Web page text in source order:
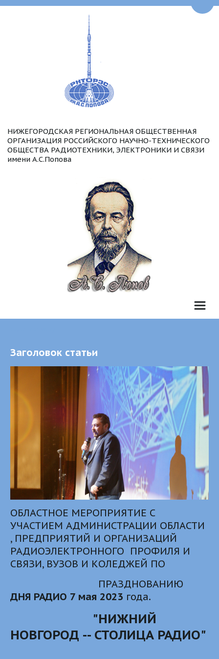
НИЖЕГОРОДСКАЯ РЕГИОНАЛЬНАЯ ОБЩЕСТВЕННАЯ
ОРГАНИЗАЦИЯ РОССИЙСКОГО НАУЧНО-ТЕХНИЧЕСКОГО
ОБЩЕСТВА РАДИОТЕХНИКИ, ЭЛЕКТРОНИКИ И СВЯЗИ
имени А.С.Попова
Заголовок статьи
ОБЛАСТНОЕ МЕРОПРИЯТИЕ С
УЧАСТИЕМ АДМИНИСТРАЦИИ ОБЛАСТИ
, ПРЕДПРИЯТИЙ И ОРГАНИЗАЦИЙ
РАДИОЭЛЕКТРОННОГО ПРОФИЛЯ И
СВЯЗИ, ВУЗОВ И КОЛЕДЖЕЙ ПО
ПРАЗДНОВАНИЮ
ДНЯ РАДИО 7 мая 2023 года.
"НИЖНИЙ
НОВГОРОД -- СТОЛИЦА РАДИО"